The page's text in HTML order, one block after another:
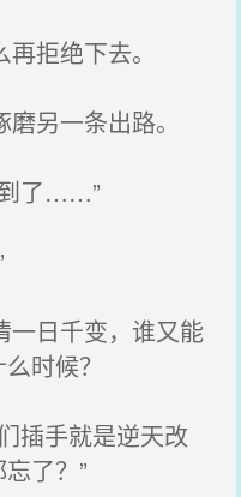
拒绝下去。
另一条出路。
了……”
日千变，谁又能
时候？
插手就是逆天改
了？”